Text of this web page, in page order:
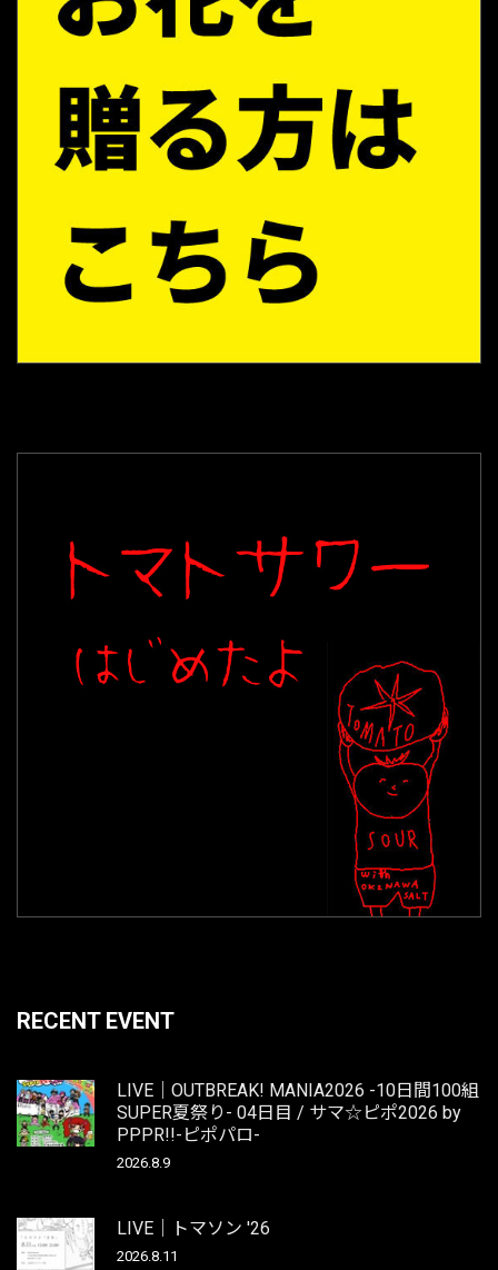
RECENT EVENT
LIVE｜OUTBREAK! MANIA2026 -10日間100組
SUPER夏祭り- 04日目 / サマ☆ピポ2026 by
PPPR!!-ピポパロ-
2026.8.9
LIVE｜トマソン '26
2026.8.11